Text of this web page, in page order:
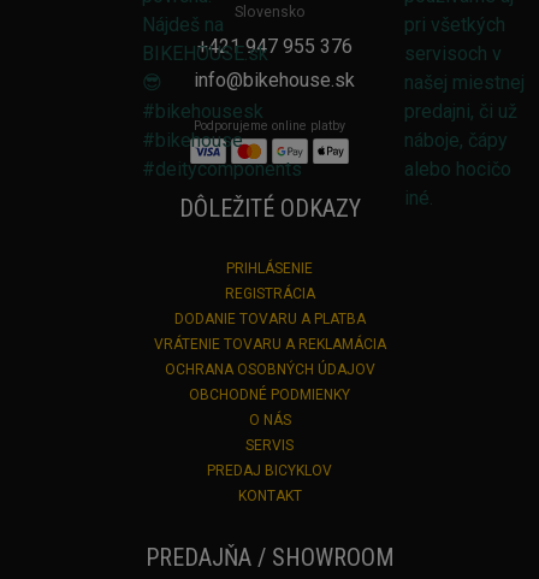
Slovensko
+421 947 955 376
info@bikehouse.sk
Podporujeme online platby
DÔLEŽITÉ ODKAZY
PRIHLÁSENIE
REGISTRÁCIA
DODANIE TOVARU A PLATBA
VRÁTENIE TOVARU A REKLAMÁCIA
OCHRANA OSOBNÝCH ÚDAJOV
OBCHODNÉ PODMIENKY
O NÁS
SERVIS
PREDAJ BICYKLOV
KONTAKT
PREDAJŇA / SHOWROOM